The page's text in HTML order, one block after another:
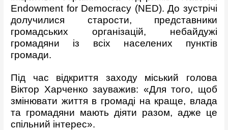
Endowment for Democracy (NED). До зустрічі
долучилися старости, представники
громадських організацій, небайдужі
громадяни із всіх населених пунктів
громади.
Під час відкриття заходу міський голова
Віктор Харченко зауважив: «Для того, щоб
змінювати життя в громаді на краще, влада
та громадяни мають діяти разом, адже це
спільний інтерес».